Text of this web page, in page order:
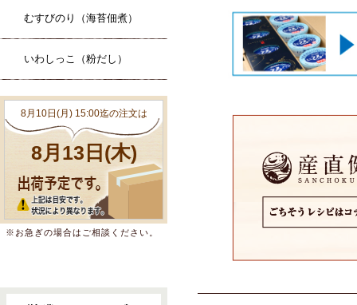
むすびのり（海苔佃煮）
いわしっこ（粉だし）
※お急ぎの場合はご相談ください。